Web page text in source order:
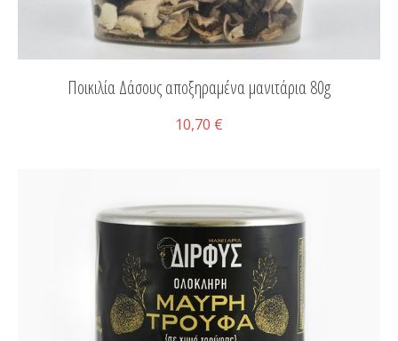
Ποικιλία Δάσους αποξηραμένα μανιτάρια 80g
10,70 €